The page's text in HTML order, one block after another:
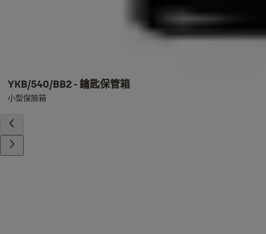
YKB/540/BB2 - 鑰匙保管箱
小型保險箱